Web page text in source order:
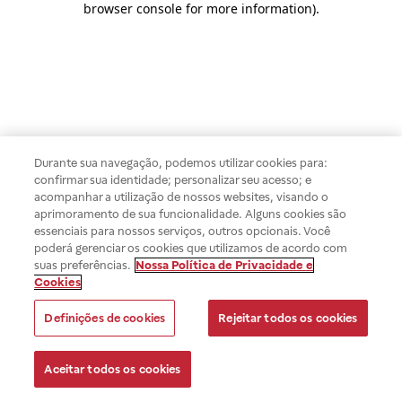
browser console for more information).
Durante sua navegação, podemos utilizar cookies para:
confirmar sua identidade; personalizar seu acesso; e
acompanhar a utilização de nossos websites, visando o
aprimoramento de sua funcionalidade. Alguns cookies são
essenciais para nossos serviços, outros opcionais. Você
poderá gerenciar os cookies que utilizamos de acordo com
suas preferências. Nossa Política de Privacidade e
Cookies
Definições de cookies Rejeitar todos os cookies
Aceitar todos os cookies